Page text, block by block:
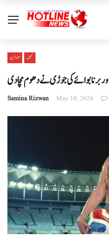
تازہ ترین کھیل
برنا بوائے کی جوڑی نے دھوم مچا دی
Samina Rizwan May 10, 2026